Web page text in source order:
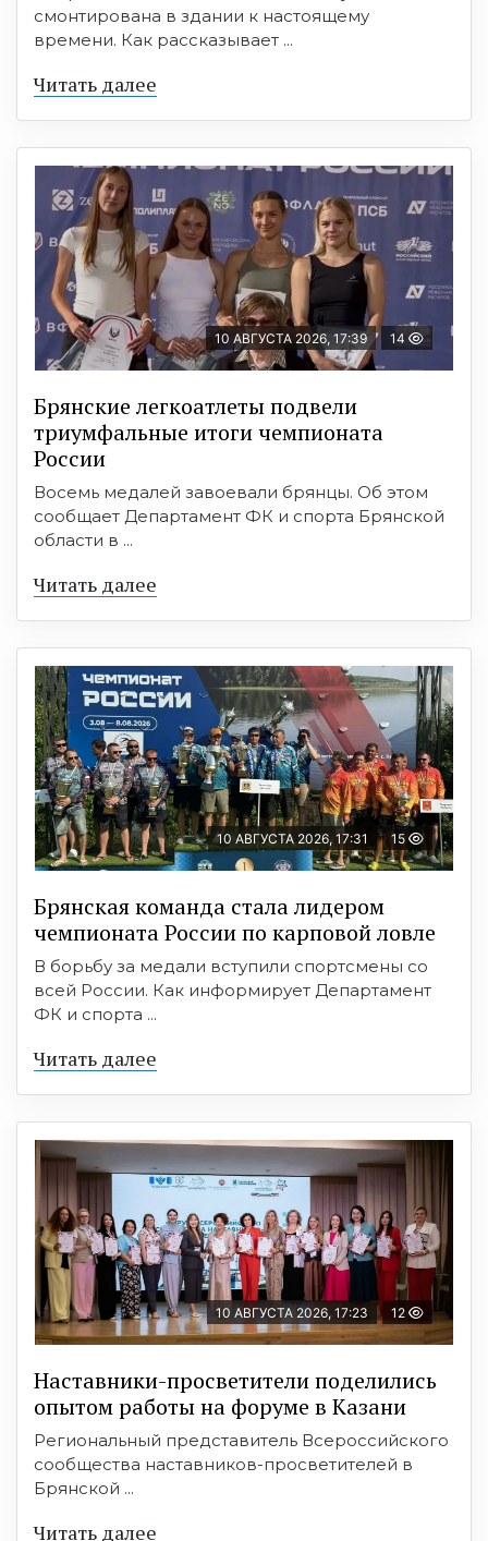
смонтирована в здании к настоящему
времени. Как рассказывает ...
Читать далее
10 АВГУСТА 2026, 17:39 14
Брянские легкоатлеты подвели
триумфальные итоги чемпионата
России
Восемь медалей завоевали брянцы. Об этом
сообщает Департамент ФК и спорта Брянской
области в ...
Читать далее
10 АВГУСТА 2026, 17:31 15
Брянская команда стала лидером
чемпионата России по карповой ловле
В борьбу за медали вступили спортсмены со
всей России. Как информирует Департамент
ФК и спорта ...
Читать далее
10 АВГУСТА 2026, 17:23 12
Наставники-просветители поделились
опытом работы на форуме в Казани
Региональный представитель Всероссийского
сообщества наставников-просветителей в
Брянской ...
Читать далее